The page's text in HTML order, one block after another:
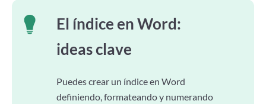
El índice en Word:
ideas clave
Puedes crear un índice en Word
definiendo, formateando y numerando